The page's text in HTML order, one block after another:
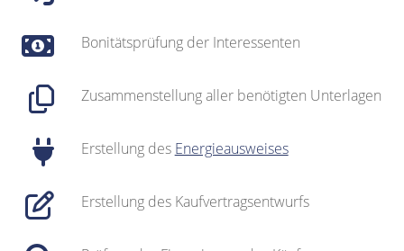
Bonitätsprüfung der Interessenten
Zusammenstellung aller benötigten Unterlagen
Erstellung des Energieausweises
Erstellung des Kaufvertragsentwurfs